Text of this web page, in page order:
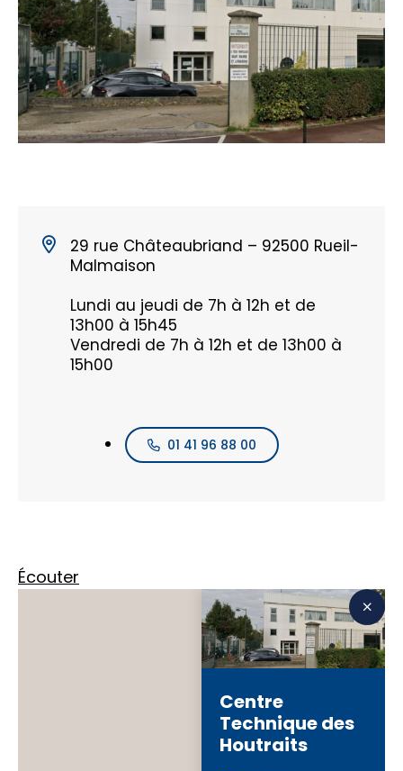
29 rue Châteaubriand – 92500 Rueil-
Malmaison
Lundi au jeudi de 7h à 12h et de
13h00 à 15h45
Vendredi de 7h à 12h et de 13h00 à
15h00
01 41 96 88 00
Écouter
Centre
Technique des
Houtraits